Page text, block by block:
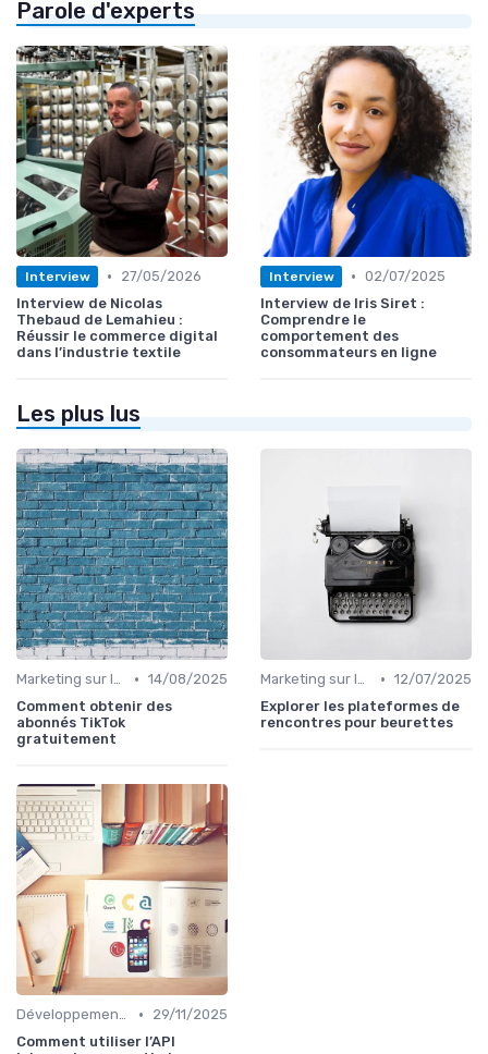
Parole d'experts
Interview •
27/05/2026
Interview de Nicolas
Thebaud de Lemahieu :
Réussir le commerce digital
dans l’industrie textile
Interview • 02/07/2025
Interview de Iris Siret :
Comprendre le
comportement des
consommateurs en ligne
Les plus lus
Marketing sur les Réseaux Sociaux • 14/08/2025
Comment obtenir des
abonnés TikTok
gratuitement
Marketing sur les Réseaux Sociaux • 12/07/2025
Explorer les plateformes de
rencontres pour beurettes
Développement Web No-Code/Low-Code •
29/11/2025
Comment utiliser l’API